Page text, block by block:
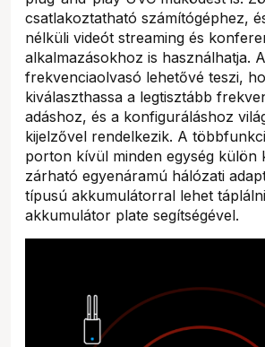
csatlakoztatható számítógéphez,
nélküli videót streaming és
alkalmazásokhoz is használhatja.
frekvenciaolvasó lehetővé teszi,
kiválaszthassa a legtisztább
adáshoz, és a konfiguráláshoz
kijelzővel rendelkezik. A
porton kívül minden egység külön
zárható egyenáramú hálózati
típusú akkumulátorral lehet
akkumulátor plate segítségével.